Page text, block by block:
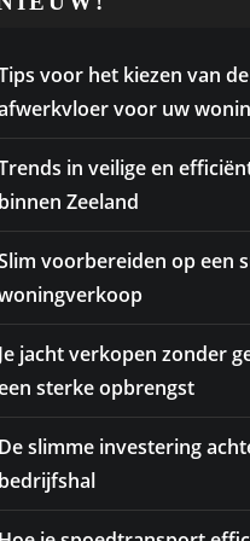
voor het kiezen van
voor uw
in veilige en
Zeeland
voorbereiden op een
jacht verkopen zonder
sterke opbrengst
slimme investering